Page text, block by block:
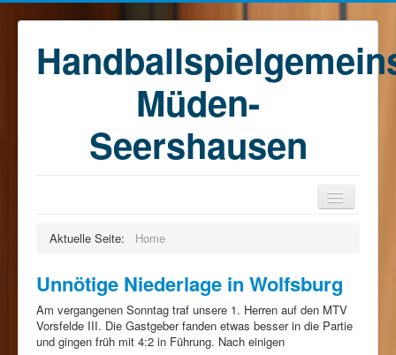
Müden-
Seershausen
Training
Kontakt
Förderkreis
Aktuelle Seite: Home
Unnötige Niederlage in Wolfsburg
Am vergangenen Sonntag traf unsere 1. Herren auf den MTV
Vorsfelde III. Die Gastgeber fanden etwas besser in die Partie
und gingen früh mit 4:2 in Führung. Nach einigen